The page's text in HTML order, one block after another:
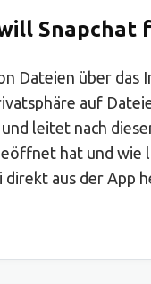
Dateien über
auf
leitet nach
hat und wie
aus der App